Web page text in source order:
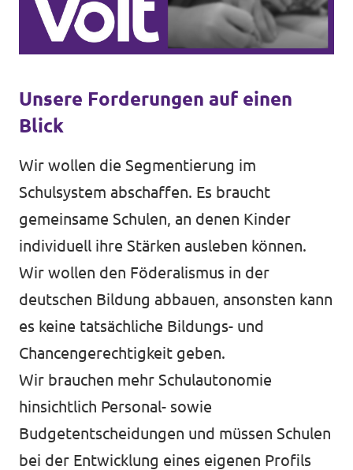
Unsere Forderungen auf einen
Blick
Wir wollen die Segmentierung im
Schulsystem abschaffen. Es braucht
gemeinsame Schulen, an denen Kinder
individuell ihre Stärken ausleben können.
Wir wollen den Föderalismus in der
deutschen Bildung abbauen, ansonsten kann
es keine tatsächliche Bildungs- und
Chancengerechtigkeit geben.
Wir brauchen mehr Schulautonomie
hinsichtlich Personal- sowie
Budgetentscheidungen und müssen Schulen
bei der Entwicklung eines eigenen Profils